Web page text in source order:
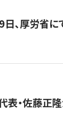
、厚労省に
表・佐藤正